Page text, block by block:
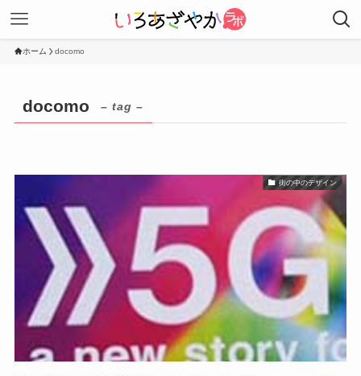
ホーム docomo
docomo – tag –
街の中のデザイン